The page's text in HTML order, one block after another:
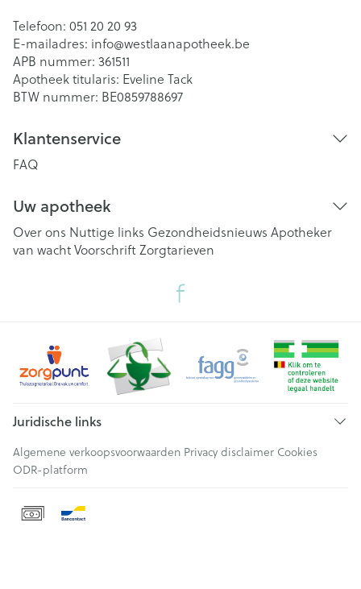
Telefoon: 051 20 20 93
E-mailadres: info@westlaanapotheek.be
APB nummer: 361511
Apotheek titularis: Eveline Tack
BTW nummer: BE0859788697
Klantenservice
FAQ
Uw apotheek
Over ons Nuttige links Gezondheidsnieuws Apotheker
van wachtVoorschriftZorgtarieven
Juridische links
Algemene verkoopsvoorwaarden Privacy disclaimer Cookies
ODR-platform